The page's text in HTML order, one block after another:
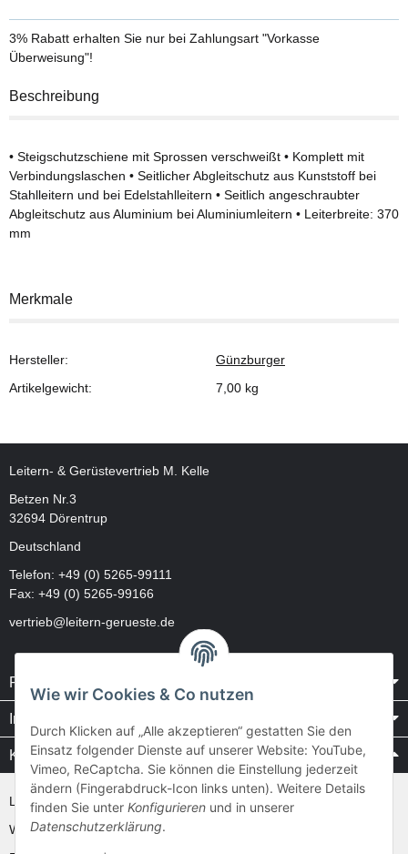
3% Rabatt erhalten Sie nur bei Zahlungsart "Vorkasse
Überweisung"!
Beschreibung
• Steigschutzschiene mit Sprossen verschweißt • Komplett mit
Verbindungslaschen • Seitlicher Abgleitschutz aus Kunststoff bei
Stahlleitern und bei Edelstahlleitern • Seitlich angeschraubter
Abgleitschutz aus Aluminium bei Aluminiumleitern • Leiterbreite: 370
mm
Merkmale
Hersteller:
Günzburger
Artikelgewicht:
7,00 kg
Leitern- & Gerüstevertrieb M. Kelle
Betzen Nr.3
32694 Dörentrup
Deutschland
Telefon: +49 (0) 5265-99111
Fax: +49 (0) 5265-99166
vertrieb@leitern-gerueste.de
Rechtliches
Informationen
Kataloge / Videos
Layher Videos und Downloads
WAKÜ
Wie wir Cookies & Co nutzen
Durch Klicken auf „Alle akzeptieren“ gestatten Sie den
Einsatz folgender Dienste auf unserer Website: YouTube,
Vimeo, ReCaptcha. Sie können die Einstellung jederzeit
ändern (Fingerabdruck-Icon links unten). Weitere Details
finden Sie unter Konfigurieren und in unserer
Datenschutzerklärung.